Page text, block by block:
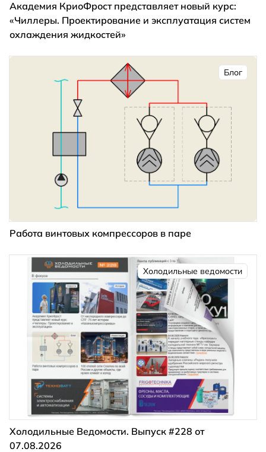
Академия КриоФрост представляет новый курс:
«Чиллеры. Проектирование и эксплуатация систем
охлаждения жидкостей»
Блог
Работа винтовых компрессоров в паре
Холодильные ведомости
Холодильные Ведомости. Выпуск #228 от
07.08.2026